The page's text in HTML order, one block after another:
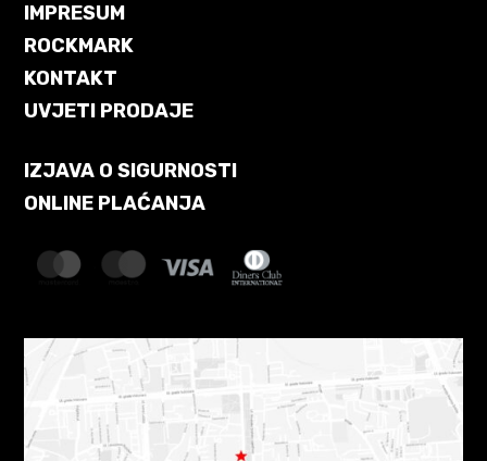
IMPRESUM
ROCKMARK
KONTAKT
UVJETI PRODAJE
IZJAVA O SIGURNOSTI
ONLINE PLAĆANJA